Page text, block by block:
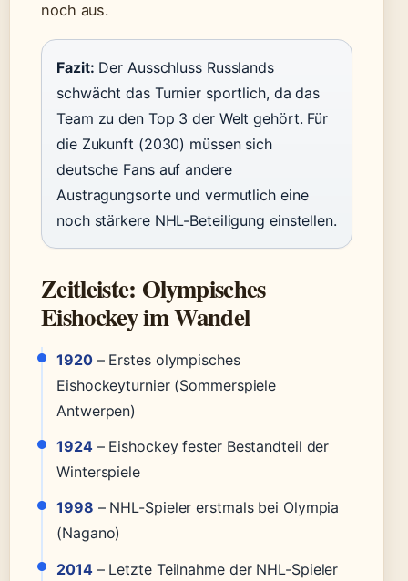
noch aus.
Fazit: Der Ausschluss Russlands
schwächt das Turnier sportlich, da das
Team zu den Top 3 der Welt gehört. Für
die Zukunft (2030) müssen sich
deutsche Fans auf andere
Austragungsorte und vermutlich eine
noch stärkere NHL-Beteiligung einstellen.
Zeitleiste: Olympisches
Eishockey im Wandel
1920– Erstes olympisches
Eishockeyturnier (Sommerspiele
Antwerpen)
1924– Eishockey fester Bestandteil der
Winterspiele
1998 – NHL-Spieler erstmals bei Olympia
(Nagano)
2014– Letzte Teilnahme der NHL-Spieler